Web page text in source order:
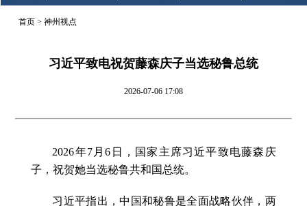
首页 >神州视点
习近平致电祝贺藤森庆子当选秘鲁总统
2026-07-06 17:08
2026年7月6日，国家主席习近平致电藤森庆
子，祝贺她当选秘鲁共和国总统。
习近平指出，中国和秘鲁是全面战略伙伴，两